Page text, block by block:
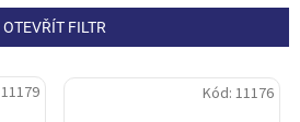
OTEVŘÍT FILTR
11179 Kód: 11176